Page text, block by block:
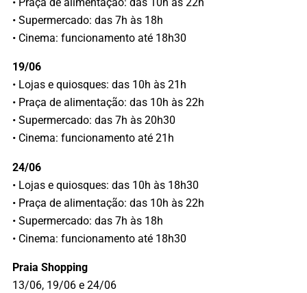
• Supermercado: das 7h às 18h
• Cinema: funcionamento até 18h30
19/06
• Lojas e quiosques: das 10h às 21h
• Praça de alimentação: das 10h às 22h
• Supermercado: das 7h às 20h30
• Cinema: funcionamento até 21h
24/06
• Lojas e quiosques: das 10h às 18h30
• Praça de alimentação: das 10h às 22h
• Supermercado: das 7h às 18h
• Cinema: funcionamento até 18h30
Praia Shopping
13/06, 19/06 e 24/06